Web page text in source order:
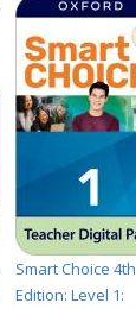
Smart Choice 4th
Edition: Level 1: